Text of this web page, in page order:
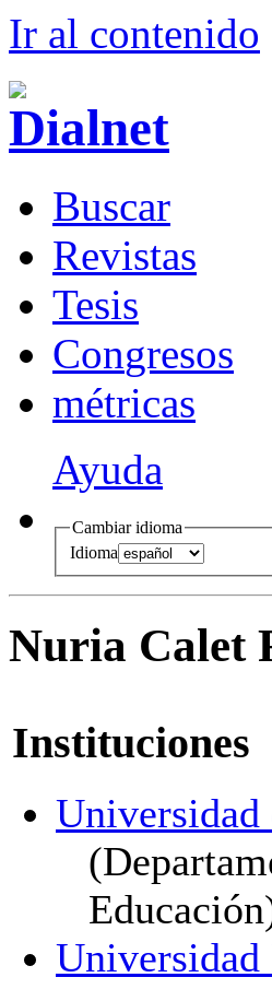
Ir al contenido
Buscar
Revistas
Tesis
Congresos
métricas
Ayuda
Cambiar idioma
Idioma
Nuria Calet
Instituciones
Universidad